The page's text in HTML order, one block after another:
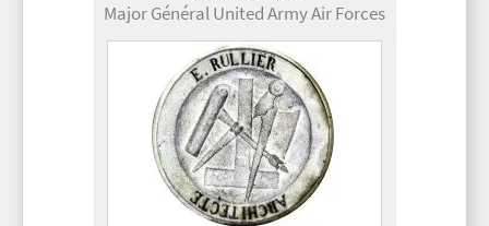
Major Général United Army Air Forces